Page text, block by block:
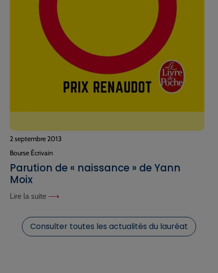
2 septembre 2013
Bourse Écrivain
Parution de « naissance » de Yann
Moix
Lire la suite
Consulter toutes les actualités du lauréat